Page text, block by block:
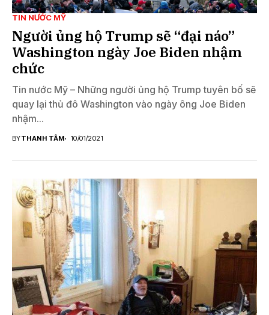
TIN NƯỚC MỸ
Người ủng hộ Trump sẽ “đại náo”
Washington ngày Joe Biden nhậm
chức
Tin nước Mỹ – Những người ủng hộ Trump tuyên bố sẽ
quay lại thủ đô Washington vào ngày ông Joe Biden
nhậm...
BYTHANH TÂM 10/01/2021